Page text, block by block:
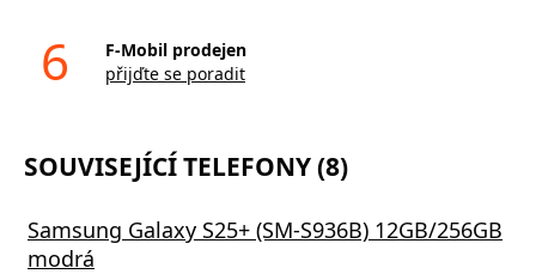
6
F-Mobil prodejen
přijďte se poradit
SOUVISEJÍCÍ TELEFONY (8)
Samsung Galaxy S25+ (SM-S936B) 12GB/256GB
modrá